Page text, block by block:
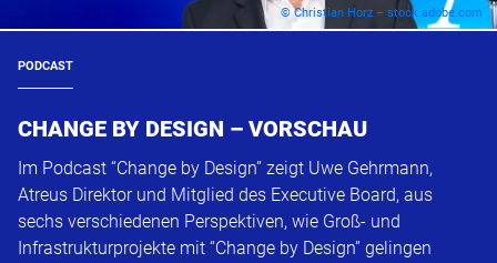
© Christian Horz – stock.adobe.com
PODCAST
CHANGE BY DESIGN – VORSCHAU
Im Podcast “Change by Design” zeigt Uwe Gehrmann,
Atreus Direktor und Mitglied des Executive Board, aus
sechs verschiedenen Perspektiven, wie Groß- und
Infrastrukturprojekte mit “Change by Design” gelingen